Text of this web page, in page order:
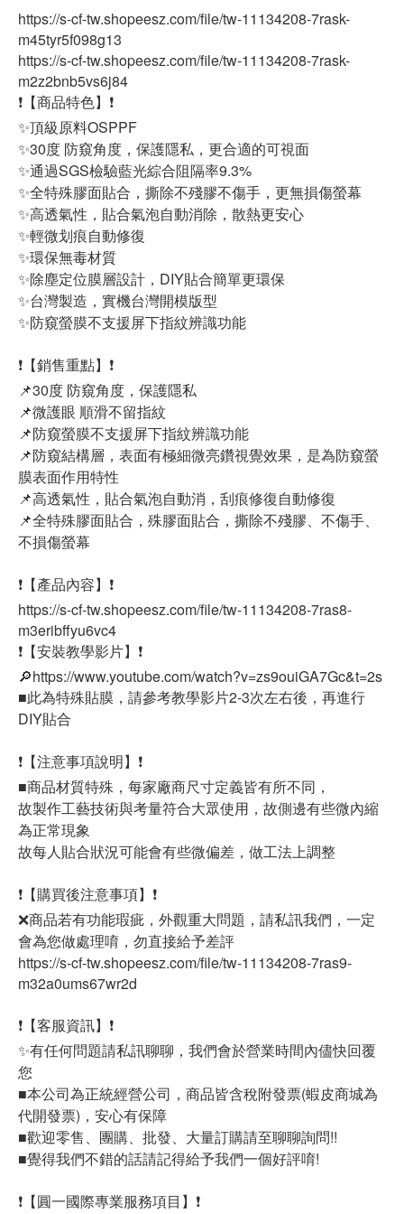
https://s-cf-tw.shopeesz.com/file/tw-11134208-7rask-
m45tyr5f098g13
https://s-cf-tw.shopeesz.com/file/tw-11134208-7rask-
m2z2bnb5vs6j84
❗【商品特色】❗
✨頂級原料OSPPF
✨30度 防窺角度，保護隱私，更合適的可視面
✨通過SGS檢驗藍光綜合阻隔率9.3%
✨全特殊膠面貼合，撕除不殘膠不傷手，更無損傷螢幕
✨高透氣性，貼合氣泡自動消除，散熱更安心
✨輕微划痕自動修復
✨環保無毒材質
✨除塵定位膜層設計，DIY貼合簡單更環保
✨台灣製造，實機台灣開模版型
✨防窺螢膜不支援屏下指紋辨識功能
❗【銷售重點】❗
📌30度 防窺角度，保護隱私
📌微護眼 順滑不留指紋
📌防窺螢膜不支援屏下指紋辨識功能
📌防窺結構層，表面有極細微亮鑽視覺效果，是為防窺螢
膜表面作用特性
📌高透氣性，貼合氣泡自動消，刮痕修復自動修復
📌全特殊膠面貼合，殊膠面貼合，撕除不殘膠、不傷手、
不損傷螢幕
❗【產品內容】❗
https://s-cf-tw.shopeesz.com/file/tw-11134208-7ras8-
m3eribffyu6vc4
❗【安裝教學影片】❗
🔎https://www.youtube.com/watch?v=zs9ouiGA7Gc&t=2s
■此為特殊貼膜，請參考教學影片2-3次左右後，再進行
DIY貼合
❗【注意事項說明】❗
■商品材質特殊，每家廠商尺寸定義皆有所不同，
故製作工藝技術與考量符合大眾使用，故側邊有些微內縮
為正常現象
故每人貼合狀況可能會有些微偏差，做工法上調整
❗【購買後注意事項】❗
❌商品若有功能瑕疵，外觀重大問題，請私訊我們，一定
會為您做處理唷，勿直接給予差評
https://s-cf-tw.shopeesz.com/file/tw-11134208-7ras9-
m32a0ums67wr2d
❗【客服資訊】❗
✨有任何問題請私訊聊聊，我們會於營業時間內儘快回覆
您
■本公司為正統經營公司，商品皆含稅附發票(蝦皮商城為
代開發票)，安心有保障
■歡迎零售、團購、批發、大量訂購請至聊聊詢問!!
■覺得我們不錯的話請記得給予我們一個好評唷!
❗【圓一國際專業服務項目】❗